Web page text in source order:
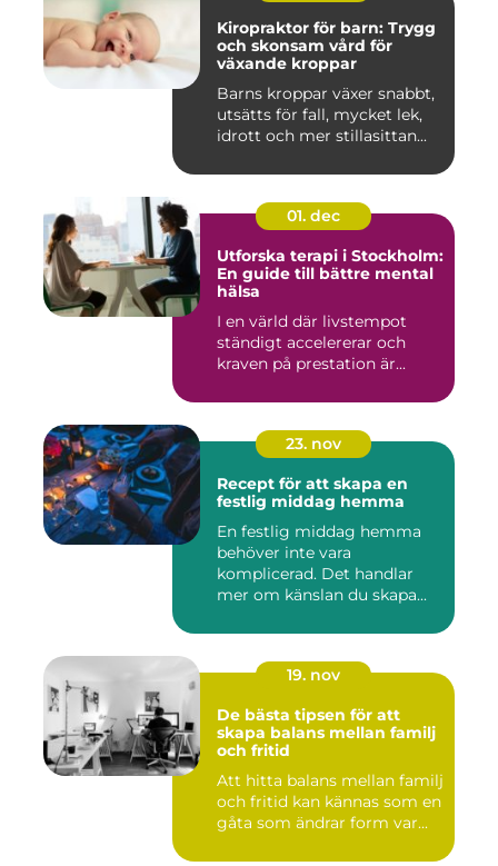
Kiropraktor för barn: Trygg
och skonsam vård för
växande kroppar
Barns kroppar växer snabbt,
utsätts för fall, mycket lek,
idrott och mer stillasittan...
01. dec
Utforska terapi i Stockholm:
En guide till bättre mental
hälsa
I en värld där livstempot
ständigt accelererar och
kraven på prestation är...
23. nov
Recept för att skapa en
festlig middag hemma
En festlig middag hemma
behöver inte vara
komplicerad. Det handlar
mer om känslan du skapa...
19. nov
De bästa tipsen för att
skapa balans mellan familj
och fritid
Att hitta balans mellan familj
och fritid kan kännas som en
gåta som ändrar form var...